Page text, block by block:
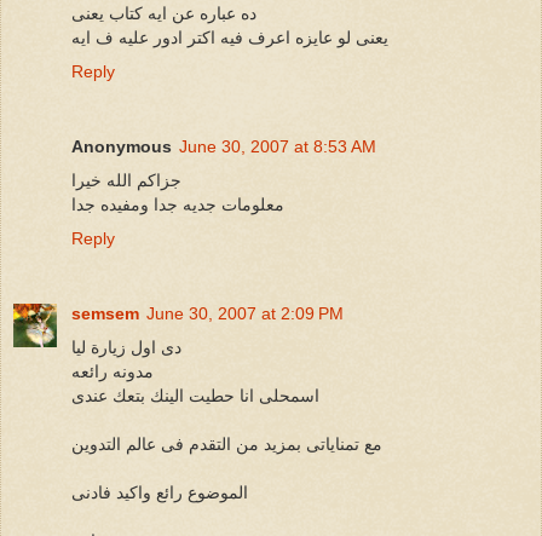
ده عباره عن ايه كتاب يعنى
يعنى لو عايزه اعرف فيه اكتر ادور عليه ف ايه
Reply
Anonymous June 30, 2007 at 8:53 AM
جزاكم الله خيرا
معلومات جديه جدا ومفيده جدا
Reply
semsem June 30, 2007 at 2:09 PM
دى اول زيارة ليا
مدونه رائعه
اسمحلى انا حطيت الينك بتعك عندى
مع تمناياتى بمزيد من التقدم فى عالم التدوين
الموضوع رائع واكيد فادنى